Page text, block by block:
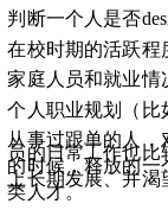
判断一个人是否
在校时期的活跃程
家庭人员和就业情
个人职业规划（比
从事过跟单的人
员的日常工作也比
的时候，释放的一
上长期发展、并渴
类人才。